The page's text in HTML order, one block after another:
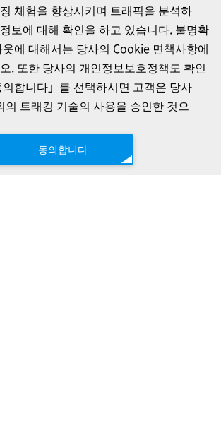
체험을 향상시키며 트래픽을 분석하
보에 대해 확인을 하고 있습니다. 불명확
에 대해서는 당사의 Cookie 면책사항에
. 또한 당사의 개인정보보호정책 도 확인
합니다」를 선택하시면 고객은 당사
트래킹 기술의 사용을 승인한 것으
동의합니다